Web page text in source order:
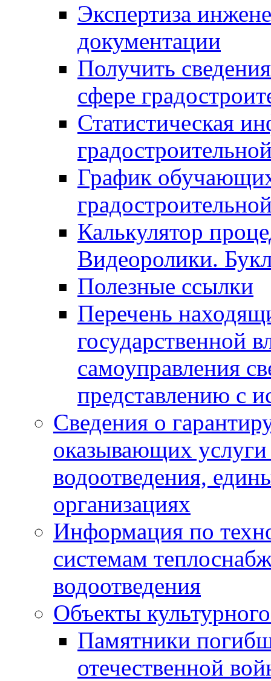
Экспертиза
документации
Получить
сфере
Статистическая
График
Калькулятор
Видеоролики.
Полезные ссылки
Перечень
государственной
самоуправления
представлению с
Сведения о
оказывающих
водоотведения,
организациях
Информация по
системам
водоотведения
Объекты
Памятники
отечественной